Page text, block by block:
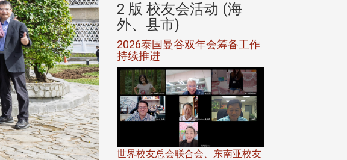
友会活动 (海
市)
友会召开115年年中
议 许宗由当选116年
获授权承办下届世界
会
2 版 校友会活动 (海
外、县市)
2026泰国曼谷双年会筹备工作
持续推进
世界校友总会联合会、东南亚校友